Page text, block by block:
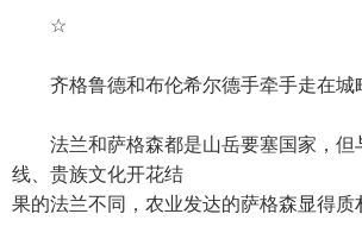
☆
齐格鲁德和布伦希尔德手牵手走在城
法兰和萨格森都是山岳要塞国家，但
线、贵族文化开花结
果的法兰不同，农业发达的萨格森显得质